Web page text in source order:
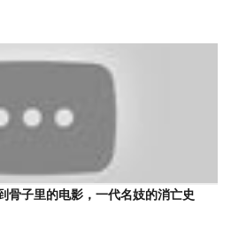
骨子里的电影，一代名妓的消亡史